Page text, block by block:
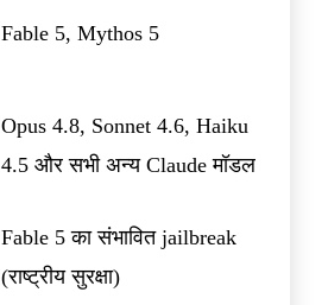
Fable 5, Mythos 5
Opus 4.8, Sonnet 4.6, Haiku
4.5 और सभी अन्य Claude मॉडल
Fable 5 का संभावित jailbreak
(राष्ट्रीय सुरक्षा)